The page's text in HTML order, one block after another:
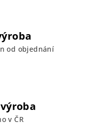
od objednání
v ČR